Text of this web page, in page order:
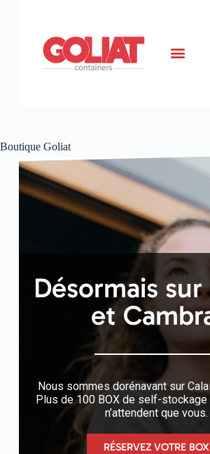
Boutique Goliat
Désormais sur
et
Nous sommes dorénavant sur
Plus de 100 BOX de self-
n’attendent que vous.
RÉSERVEZ VOTRE BOX